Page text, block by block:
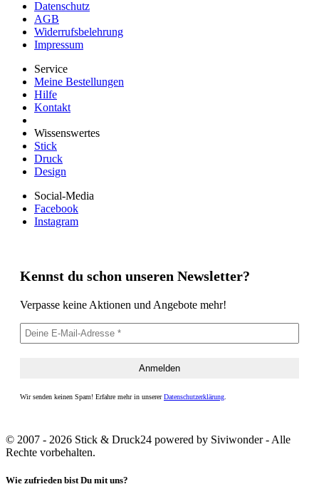
Datenschutz
AGB
Widerrufsbelehrung
Impressum
Service
Meine Bestellungen
Hilfe
Kontakt
Wissenswertes
Stick
Druck
Design
Social-Media
Facebook
Instagram
Kennst du schon unseren Newsletter?
Verpasse keine Aktionen und Angebote mehr!
Wir senden keinen Spam! Erfahre mehr in unsererDatenschutzerklärung
© 2007 - 2026 Stick & Druck24 powered by Siviwonder - Alle
Rechte vorbehalten.
Wie zufrieden bist Du mit uns?